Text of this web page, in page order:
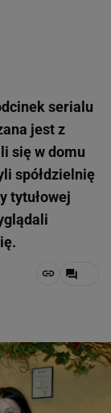
serialu
jest z
się w domu
spółdzielnię
tytułowej